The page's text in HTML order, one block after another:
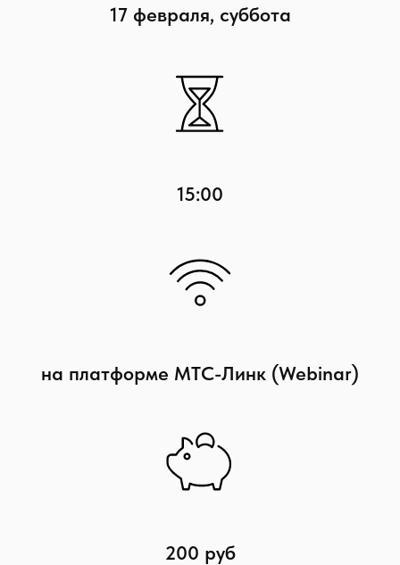
17 февраля, суббота
15:00
на платформе МТС-Линк (Webinar)
200 руб